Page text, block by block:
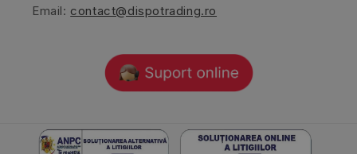
Email: contact@dispotrading.ro